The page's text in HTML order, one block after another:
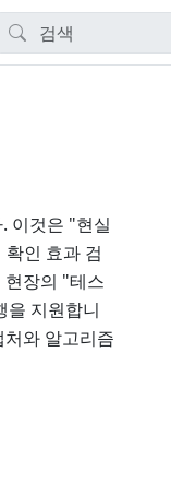
이것은 "현실
인 효과 검
장의 "테스
지원합니
와 알고리즘